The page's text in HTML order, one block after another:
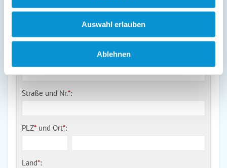
Auswahl erlauben
Ablehnen
Straße und Nr.*:
PLZ* und Ort*:
Land*: